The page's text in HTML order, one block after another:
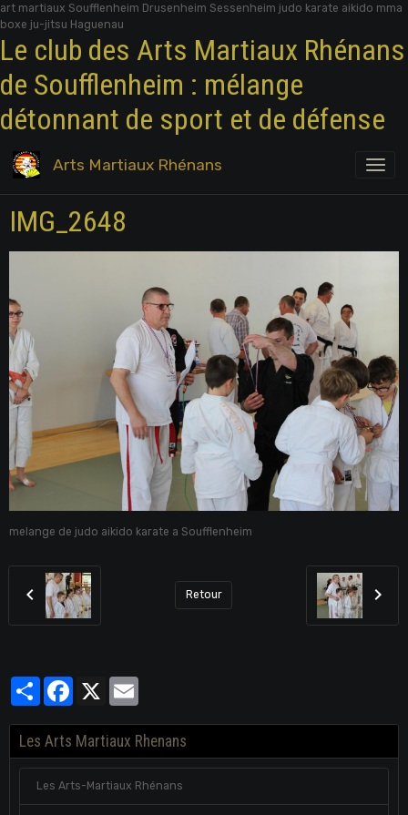
art martiaux Soufflenheim Drusenheim Sessenheim judo karate aikido mma
boxe ju-jitsu Haguenau
Le club des Arts Martiaux Rhénans
de Soufflenheim : mélange
détonnant de sport et de défense
Arts Martiaux Rhénans
IMG_2648
melange de judo aikido karate a Soufflenheim
Retour
PartagerFacebook
Les Arts Martiaux Rhenans
Les Arts-Martiaux Rhénans